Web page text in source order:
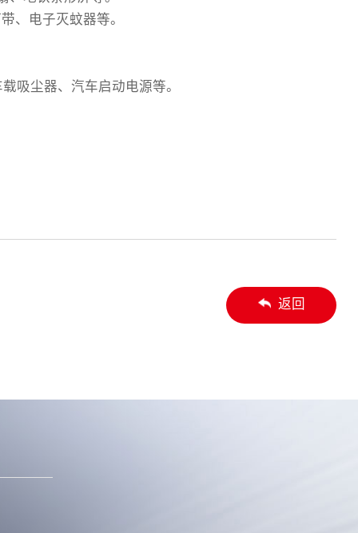
、电子灭蚊器等。
吸尘器、汽车启动电源等。
返回